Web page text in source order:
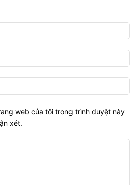
web của tôi trong trình duyệt này
xét.